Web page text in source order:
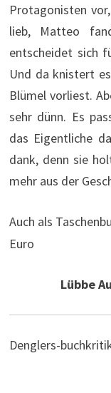
Protagonisten
lieb, Matteo
entscheidet sich
Und da knistert
Blümel vorliest.
sehr dünn. Es
das Eigentliche
dank, denn sie
mehr aus der
Auch als
Euro
Lübbe
Denglers-